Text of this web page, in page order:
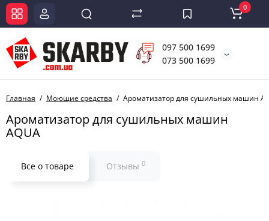
097 500 1699
073 500 1699
0
Главная Моющие средства Ароматизатор для сушильных машин
Ароматизатор для сушильных машин
AQUA
Все о товаре Отзывы 0